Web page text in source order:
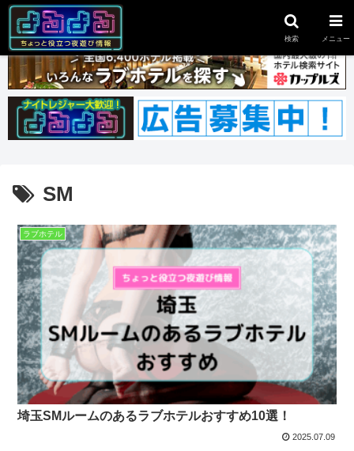
SM
ラブホテル
埼玉SMルームのあるラブホテルおすすめ10選！
2025.07.09
検索 メニュー